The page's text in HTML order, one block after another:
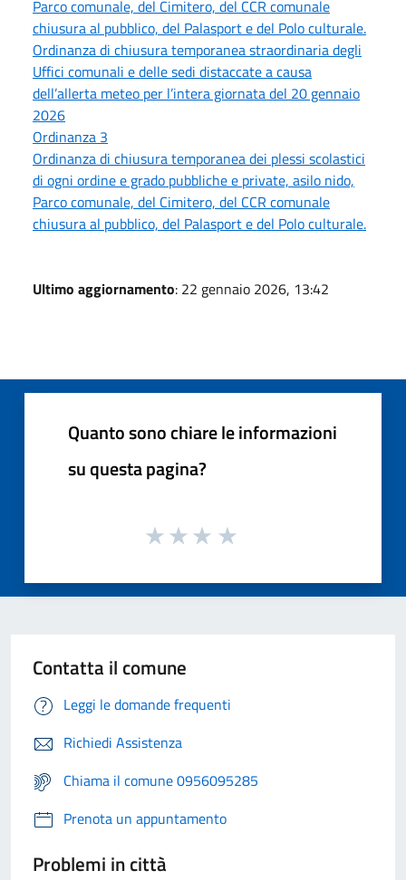
Parco comunale, del Cimitero, del CCR comunale
chiusura al pubblico, del Palasport e del Polo culturale.
Ordinanza di chiusura temporanea straordinaria degli
Uffici comunali e delle sedi distaccate a causa
dell’allerta meteo per l’intera giornata del 20 gennaio
2026
Ordinanza 3
Ordinanza di chiusura temporanea dei plessi scolastici
di ogni ordine e grado pubbliche e private, asilo nido,
Parco comunale, del Cimitero, del CCR comunale
chiusura al pubblico, del Palasport e del Polo culturale.
Ultimo aggiornamento: 22 gennaio 2026, 13:42
Quanto sono chiare le informazioni
su questa pagina?
Contatta il comune
Leggi le domande frequenti
Richiedi Assistenza
Chiama il comune 0956095285
Prenota un appuntamento
Problemi in città